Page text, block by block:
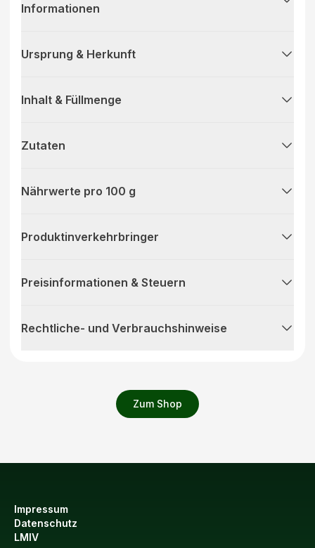
Zum Shop
Informationen
Ursprung & Herkunft
Inhalt & Füllmenge
Zutaten
Nährwerte pro 100 g
Produktinverkehrbringer
Preisinformationen & Steuern
Rechtliche- und Verbrauchshinweise
Impressum
Datenschutz
LMIV